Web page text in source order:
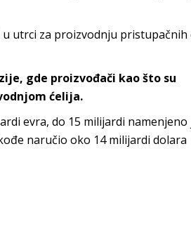
utrci za proizvodnju pristupačnih
gde proizvođači kao što su
ćelija.
evra, do 15 milijardi namenjeno
naručio oko 14 milijardi dolara